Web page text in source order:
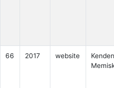
66 2017 website